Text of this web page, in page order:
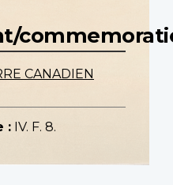
CANADIEN
: IV. F. 8.